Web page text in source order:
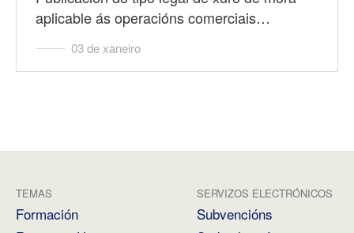
aplicable ás operacións comerciais…
03 de xaneiro
TEMAS
Formación
SERVIZOS ELECTRÓNICOS
Subvencións